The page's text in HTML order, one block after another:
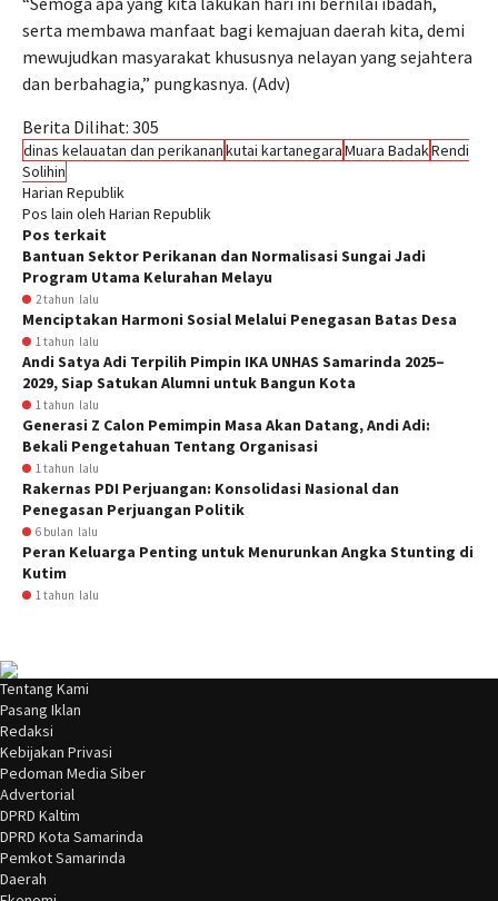
serta membawa manfaat bagi kemajuan daerah kita, demi
mewujudkan masyarakat khususnya nelayan yang sejahtera
dan berbahagia,” pungkasnya. (Adv)
Berita Dilihat: 305
dinas kelauatan dan perikanankutai kartanegaraMuara BadakRendi
Solihin
Harian Republik
Pos lain oleh Harian Republik
Pos terkait
Bantuan Sektor Perikanan dan Normalisasi Sungai Jadi
Program Utama Kelurahan Melayu
2 tahun lalu
Menciptakan Harmoni Sosial Melalui Penegasan Batas Desa
1 tahun lalu
Andi Satya Adi Terpilih Pimpin IKA UNHAS Samarinda 2025–
2029, Siap Satukan Alumni untuk Bangun Kota
1 tahun lalu
Generasi Z Calon Pemimpin Masa Akan Datang, Andi Adi:
Bekali Pengetahuan Tentang Organisasi
1 tahun lalu
Rakernas PDI Perjuangan: Konsolidasi Nasional dan
Penegasan Perjuangan Politik
6 bulan lalu
Peran Keluarga Penting untuk Menurunkan Angka Stunting di
Kutim
1 tahun lalu
Tentang Kami
Pasang Iklan
Redaksi
Kebijakan Privasi
Pedoman Media Siber
Advertorial
DPRD Kaltim
DPRD Kota Samarinda
Pemkot Samarinda
Daerah